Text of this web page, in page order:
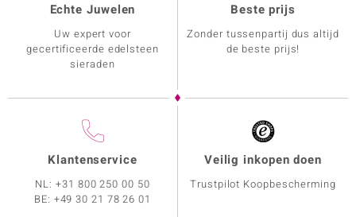
Echte Juwelen
Uw expert voor
gecertificeerde edelsteen
sieraden
Beste prijs
Zonder tussenpartij dus altijd
de beste prijs!
Klantenservice
NL:+31 800 250 00 50
BE: +49 30 21 78 26 01
Veilig inkopen doen
Trustpilot Koopbescherming